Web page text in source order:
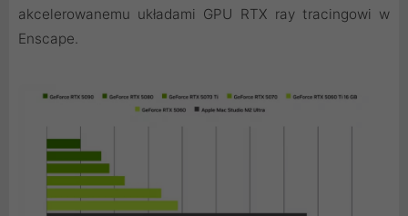
akcelerowanemu układami GPU RTX ray tracingowi w
Enscape.